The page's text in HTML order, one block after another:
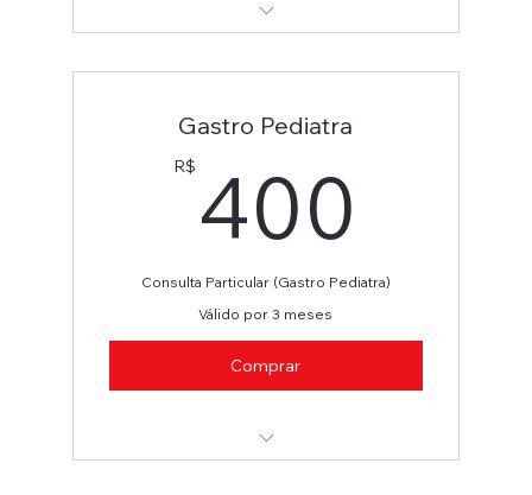
Gastro Pediatra
R$ 400
Consulta Particular (Gastro Pediatra)
Válido por 3 meses
Comprar